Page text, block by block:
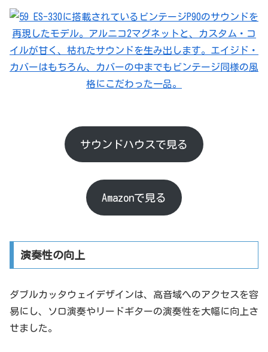
サウンドハウスで見る
Amazonで見る
演奏性の向上
ダブルカッタウェイデザインは、高音域へのアクセスを容
易にし、ソロ演奏やリードギターの演奏性を大幅に向上さ
せました。